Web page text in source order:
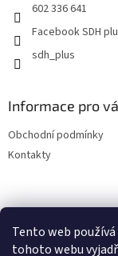
Tento web
tohoto webu
602 336 641
Facebook SDH
sdh_plus
Informace pro
Obchodní podmínky
Kontakty